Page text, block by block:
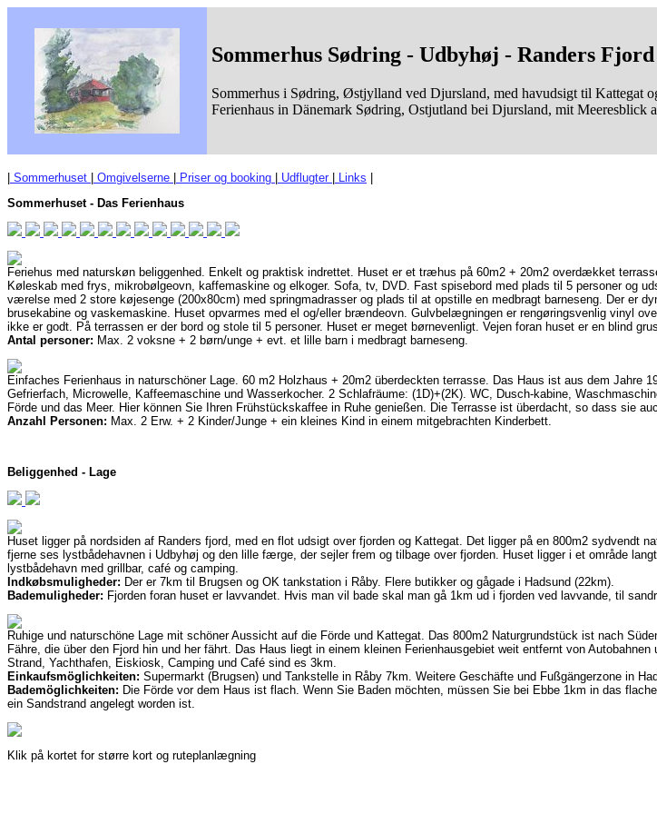
Sommerhus Sødring - Udbyhøj - Randers Fjord
Sommerhus i Sødring, Østjylland ved Djursland, med havudsigt til Kattegat
Ferienhaus in Dänemark Sødring, Ostjutland bei Djursland, mit Meeresblick
Sommerhuset Omgivelserne Priser og booking Udflugter Links
Sommerhuset - Das Ferienhaus
Feriehus med naturskøn beliggenhed. Enkelt og praktisk indrettet. Huset er et træhus på 60m2 + 20m2 overdækket
Køleskab med frys, mikrobølgeovn, kaffemaskine og elkoger. Sofa, tv, DVD. Fast spisebord med plads til 5 personer og
værelse med 2 store køjesenge (200x80cm) med springmadrasser og plads til at opstille en medbragt barneseng. Der er
brusekabine og vaskemaskine. Huset opvarmes med el og/eller brændeovn. Gulvbelægningen er rengøringsvenlig vinyl
ikke er godt. På terrassen er der bord og stole til 5 personer. Huset er meget børnevenligt. Vejen foran huset er en blind
Antal personer: Max. 2 voksne + 2 børn/unge + evt. et lille barn i medbragt barneseng.
Einfaches Ferienhaus in naturschöner Lage. 60 m2 Holzhaus + 20m2 überdeckten terrasse. Das Haus ist aus dem
Gefrierfach, Microwelle, Kaffeemaschine und Wasserkocher. 2 Schlafräume: (1D)+(2K). WC, Dusch-kabine,
Förde und das Meer. Hier können Sie Ihren Frühstückskaffee in Ruhe genießen. Die Terrasse ist überdacht, so dass sie
Anzahl Personen: Max. 2 Erw. + 2 Kinder/Junge + ein kleines Kind in einem mitgebrachten Kinderbett.
Beliggenhed - Lage
Huset ligger på nordsiden af Randers fjord, med en flot udsigt over fjorden og Kattegat. Det ligger på en 800m2
fjerne ses lystbådehavnen i Udbyhøj og den lille færge, der sejler frem og tilbage over fjorden. Huset ligger i et område
lystbådehavn med grillbar, café og camping.
Indkøbsmuligheder: Der er 7km til Brugsen og OK tankstation i Råby. Flere butikker og gågade i Hadsund (22km).
Bademuligheder: Fjorden foran huset er lavvandet. Hvis man vil bade skal man gå 1km ud i fjorden ved lavvande, til
Ruhige und naturschöne Lage mit schöner Aussicht auf die Förde und Kattegat. Das 800m2 Naturgrundstück ist nach
Fähre, die über den Fjord hin und her fährt. Das Haus liegt in einem kleinen Ferienhausgebiet weit entfernt von
Strand, Yachthafen, Eiskiosk, Camping und Café sind es 3km.
Einkaufsmöglichkeiten: Supermarkt (Brugsen) und Tankstelle in Råby 7km. Weitere Geschäfte und Fußgängerzone in
Bademöglichkeiten: Die Förde vor dem Haus ist flach. Wenn Sie Baden möchten, müssen Sie bei Ebbe 1km in das
ein Sandstrand angelegt worden ist.
Klik på kortet for større kort og ruteplanlægning